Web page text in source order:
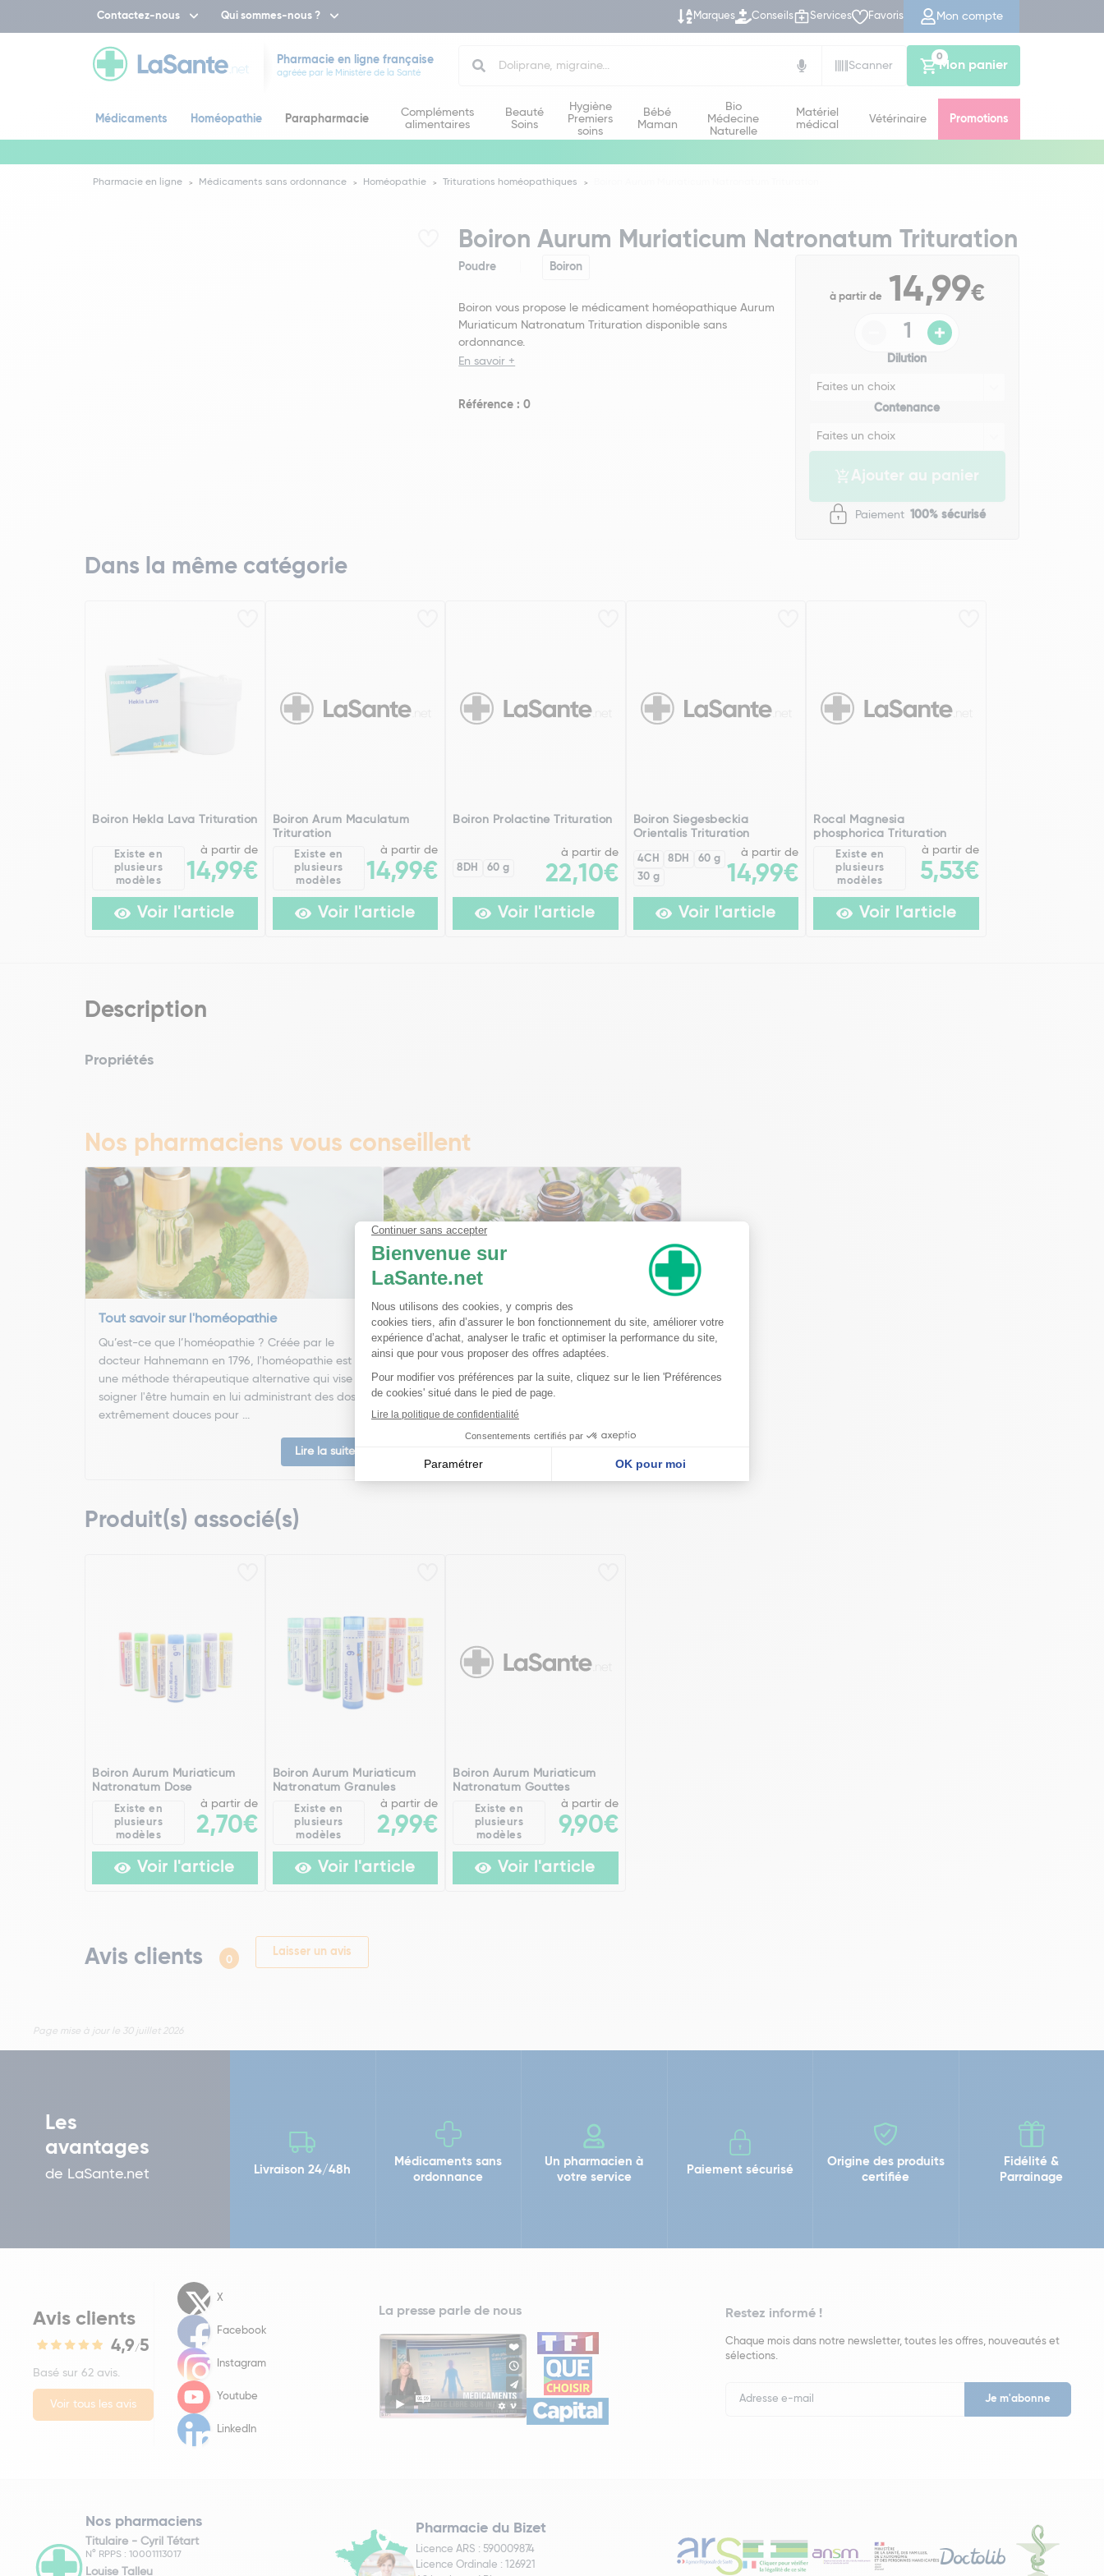
Contactez-nous Qui sommes-nous ? Marques Conseils Services Favoris Mon compte
Pharmacie en ligne française
agréée par le Ministère de la Santé
Scanner
Mon panier
0
Médicaments Homéopathie Parapharmacie
Compléments
alimentaires
Beauté
Soins
Hygiène
Premiers
soins
Bébé
Maman
Bio
Médecine
Naturelle
Matériel
médical
Vétérinaire Promotions
Pharmacie en ligne Médicaments sans ordonnance Homéopathie Triturations homéopathiques
Boiron Aurum Muriaticum Natronatum Trituration
Poudre Boiron
Boiron vous propose le médicament homéopathique Aurum
Muriaticum Natronatum Trituration disponible sans
ordonnance.
En savoir +
Référence : 0
à partir de 14,99€
Dilution
Contenance
Ajouter au panier
Paiement 100% sécurisé
Dans la même catégorie
Boiron Hekla Lava Trituration
Existe en
plusieurs
modèles
à partir de
14,99€
Voir l'article
Boiron Arum Maculatum
Trituration
Existe en
plusieurs
modèles
à partir de
14,99€
Voir l'article
Boiron Prolactine Trituration
8DH 60 g
à partir de
22,10€
Voir l'article
Boiron Siegesbeckia
Orientalis Trituration
4CH 8DH
60 g
30 g
à partir de
14,99€
Voir l'article
Rocal Magnesia
phosphorica Trituration
Existe en
plusieurs
modèles
à partir de
5,53€
Voir l'article
Description
Propriétés
Nos pharmaciens vous conseillent
Tout savoir sur l'homéopathie
Qu’est-ce que l’homéopathie ? Créée par le
docteur Hahnemann en 1796, l'homéopathie est
une méthode thérapeutique alternative qui vise à
soigner l'être humain en lui administrant des doses
extrêmement douces pour ...
Lire la suite
Ma trousse à pharmacie homéopathique
Ceci est un petit guide pratique des traitements
homéopathiques à avoir chez soi ! L'homéopathie
est une disciple à part entière dans l'arsenal
thérapeutique. Celle-ci est basée sur le principe
qu'une ...
Produit(s) associé(s)
Boiron Aurum Muriaticum
Natronatum Dose
Existe en
plusieurs
modèles
à partir de
2,70€
Voir l'article
Boiron Aurum Muriaticum
Natronatum Granules
Existe en
plusieurs
modèles
à partir de
2,99€
Voir l'article
Boiron Aurum Muriaticum
Natronatum Gouttes
Existe en
plusieurs
modèles
à partir de
9,90€
Voir l'article
Avis clients 0
Laisser un avis
Page mise à jour le 30 juillet 2026
Les
avantages
de LaSante.net Livraison 24/48h
Médicaments sans
ordonnance
Un pharmacien à
votre service
Paiement sécurisé
Origine des produits
certifiée
Fidélité &
Parrainage
Avis clients
4,9/5
Basé sur 62 avis.
Voir tous les avis
X
Facebook
Instagram
Youtube
LinkedIn
La presse parle de nous Restez informé !
Chaque mois dans notre newsletter, toutes les offres, nouveautés et
sélections.
Newsletter
Nos pharmaciens
Titulaire - Cyril Tétart
N° RPPS : 10001113017
Louise Talleu
Pharmacie du Bizet
Licence ARS : 590009874
Licence Ordinale : 126921